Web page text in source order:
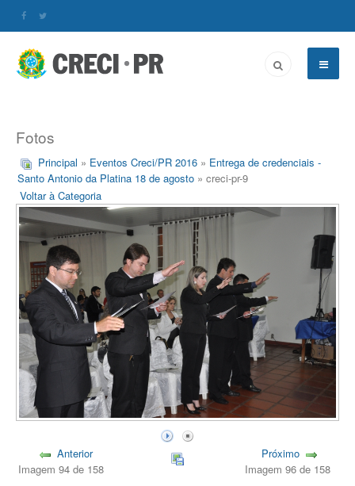
Fotos
Principal » Eventos Creci/PR 2016 » Entrega de credenciais -
Santo Antonio da Platina 18 de agosto » creci-pr-9
Voltar à Categoria
Anterior
Imagem 94 de 158
Próximo
Imagem 96 de 158